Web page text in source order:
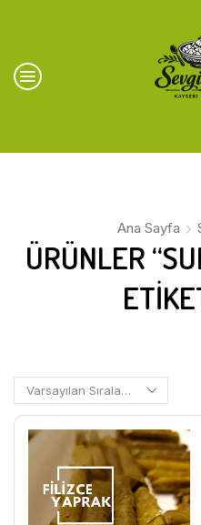
Ana Sayfa
ÜRÜNLER